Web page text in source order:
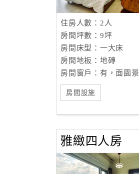
住房人數：2人
房間坪數：9坪
房間床型：一大床
房間地板：地磚
房間窗戶：有，面園景
房間設施
雅緻四人房